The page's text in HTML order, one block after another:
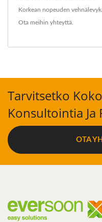
Korkean nopeuden
Ota meihin yhteyttä
Tarvitsetko
Konsultointia Ja
OTA